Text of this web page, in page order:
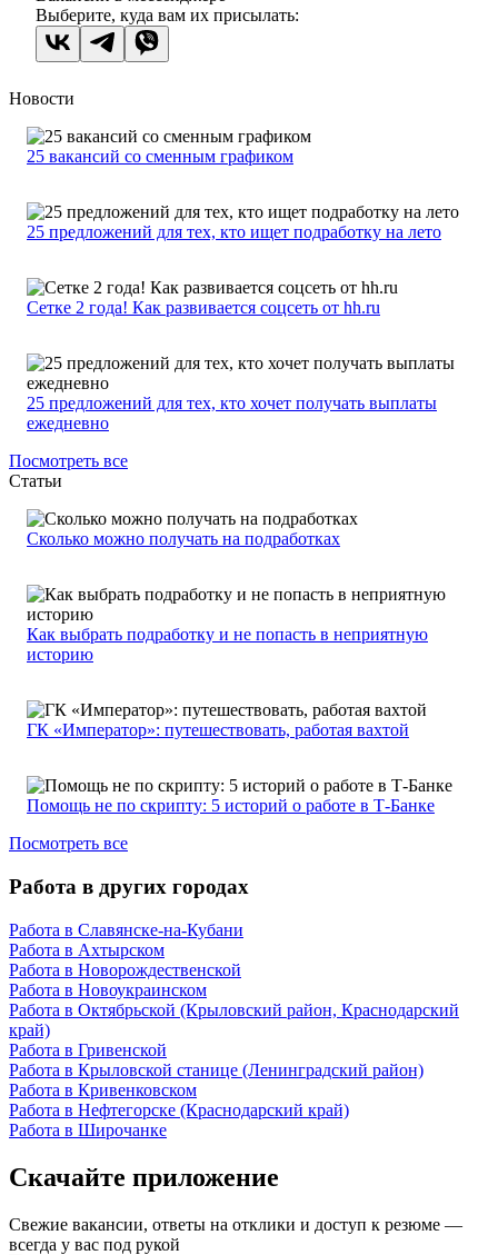
Выберите, куда вам их присылать:
Новости
25 вакансий со сменным графиком
25 предложений для тех, кто ищет подработку на лето
Сетке 2 года! Как развивается соцсеть от hh.ru
25 предложений для тех, кто хочет получать выплаты
ежедневно
Посмотреть все
Статьи
Сколько можно получать на подработках
Как выбрать подработку и не попасть в неприятную
историю
ГК «Император»: путешествовать, работая вахтой
Помощь не по скрипту: 5 историй о работе в Т-Банке
Посмотреть все
Работа в других городах
Работа в Славянске-на-Кубани
Работа в Ахтырском
Работа в Новорождественской
Работа в Новоукраинском
Работа в Октябрьской (Крыловский район, Краснодарский
край)
Работа в Гривенской
Работа в Крыловской станице (Ленинградский район)
Работа в Кривенковском
Работа в Нефтегорске (Краснодарский край)
Работа в Широчанке
Скачайте приложение
Свежие вакансии, ответы на отклики и доступ к резюме —
всегда у вас под рукой